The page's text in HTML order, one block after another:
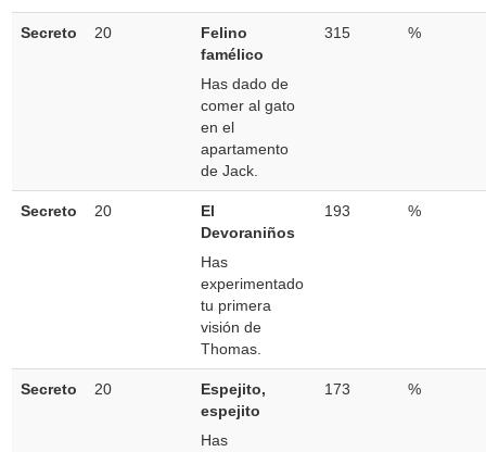
Secreto 20
Felino
famélico
Has dado de
comer al gato
en el
apartamento
de Jack.
315 %
Secreto 20
El
Devoraniños
Has
experimentado
tu primera
visión de
Thomas.
193 %
Secreto 20
Espejito,
espejito
Has
173 %